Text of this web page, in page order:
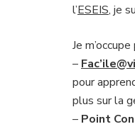
l’ESEIS, je
Je
–
pour
plus sur la
– Point